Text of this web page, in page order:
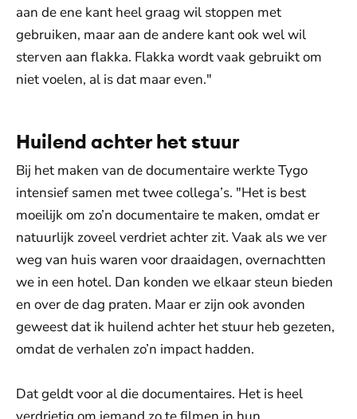
aan de ene kant heel graag wil stoppen met
gebruiken, maar aan de andere kant ook wel wil
sterven aan flakka. Flakka wordt vaak gebruikt om
niet voelen, al is dat maar even."
Huilend achter het stuur
Bij het maken van de documentaire werkte Tygo
intensief samen met twee collega’s. "Het is best
moeilijk om zo’n documentaire te maken, omdat er
natuurlijk zoveel verdriet achter zit. Vaak als we ver
weg van huis waren voor draaidagen, overnachtten
we in een hotel. Dan konden we elkaar steun bieden
en over de dag praten. Maar er zijn ook avonden
geweest dat ik huilend achter het stuur heb gezeten,
omdat de verhalen zo’n impact hadden.
Dat geldt voor al die documentaires. Het is heel